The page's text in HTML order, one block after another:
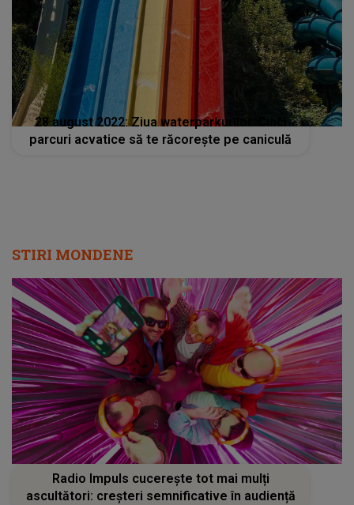
28 august 2022: Ziua waterparkurilor. Cinci
parcuri acvatice să te răcoreşte pe caniculă
STIRI MONDENE
Radio Impuls cucerește tot mai mulți
ascultători: creșteri semnificative în audiență